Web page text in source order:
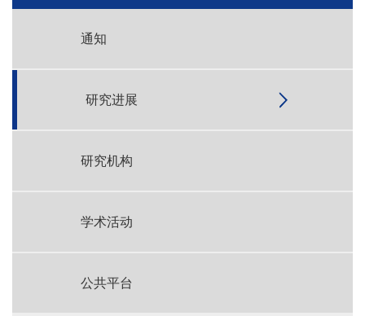
通知
研究进展
研究机构
学术活动
公共平台